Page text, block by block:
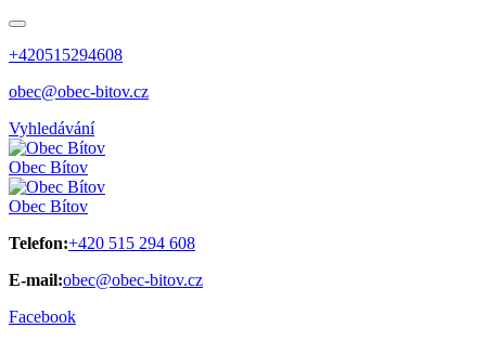
+420515294608
obec@obec-bitov.cz
Vyhledávání
Obec Bítov
Obec Bítov
Telefon:+420 515 294 608
E-mail:obec@obec-bitov.cz
Facebook